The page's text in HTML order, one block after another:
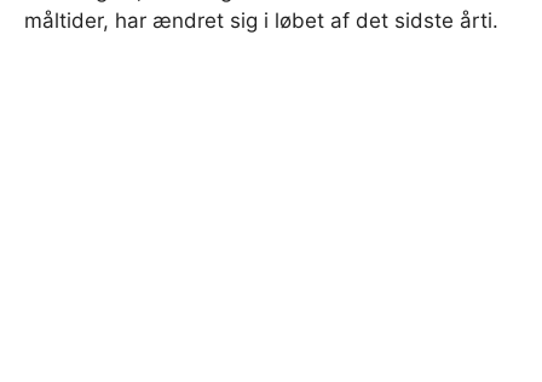
måltider, har ændret sig i løbet af det sidste årti.